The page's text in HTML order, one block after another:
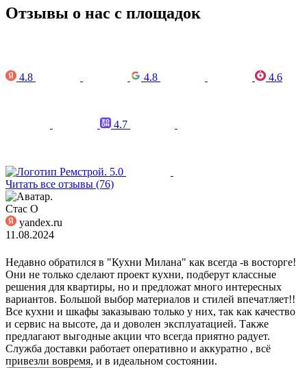
Отзывы о нас с площадок
4.8 4.8 4.6
4.7
5.0
Читать все отзывы (76)
Стас О
yandex.ru
11.08.2024
Недавно обратился в "Кухни Милана" как всегда -в восторге!
Они не только сделают проект кухни, подберут классные
решения для квартиры, но и предложат много интересных
вариантов. Большой выбор материалов и стилей впечатляет!!
Все кухни и шкафы заказываю только у них, так как качество
и сервис на высоте, да и доволен эксплуатацией. Также
предлагают выгодные акции что всегда приятно радует.
Служба доставки работает оперативно и аккуратно , всё
привезли вовремя, и в идеальном состоянии.